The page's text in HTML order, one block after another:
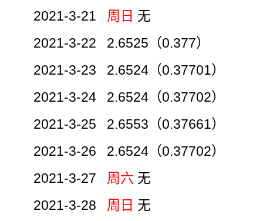
2021-3-21 周日 无
2021-3-22 2.6525（0.377）
2021-3-23 2.6524（0.37701）
2021-3-24 2.6524（0.37702）
2021-3-25 2.6553（0.37661）
2021-3-26 2.6524（0.37702）
2021-3-27 周六 无
2021-3-28 周日 无